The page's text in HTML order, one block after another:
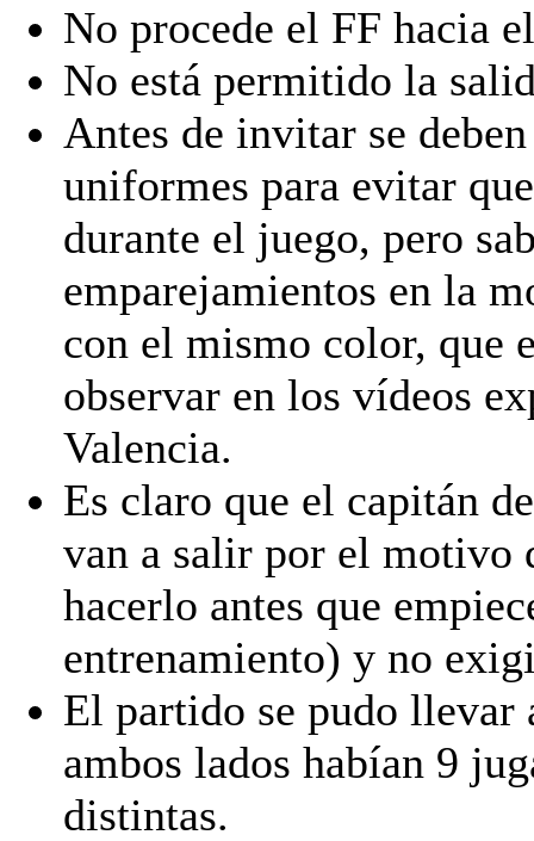
No procede el FF hacia
No está permitido la
Antes de invitar se
uniformes para evitar
durante el juego, pero
emparejamientos en la
con el mismo color, que
observar en los vídeos
Valencia.
Es claro que el capitán
van a salir por el motivo
hacerlo antes que
entrenamiento) y no
El partido se pudo llevar
ambos lados habían 9
distintas.